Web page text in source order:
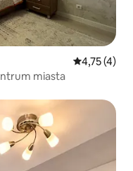
Średnia
4,75 (4)
miasta